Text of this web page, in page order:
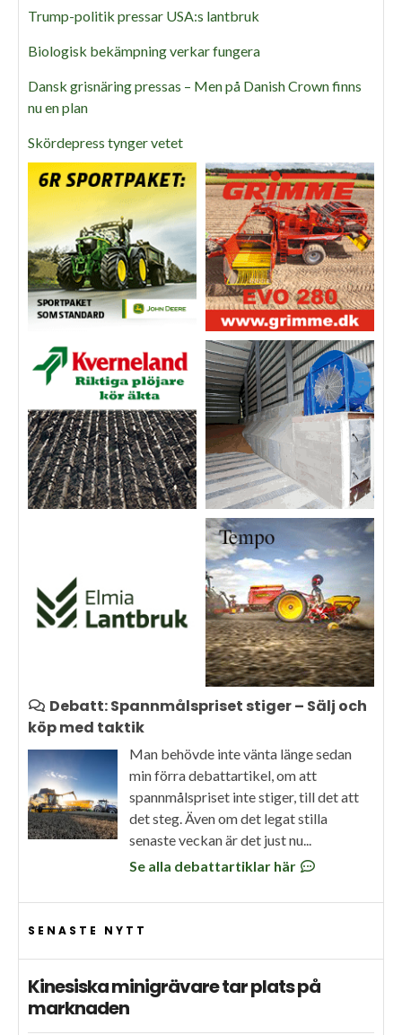
Trump-politik pressar USA:s lantbruk
Biologisk bekämpning verkar fungera
Dansk grisnäring pressas – Men på Danish Crown finns
nu en plan
Skördepress tynger vetet
Debatt: Spannmålspriset stiger – Sälj och
köp med taktik
Man behövde inte vänta länge sedan
min förra debattartikel, om att
spannmålspriset inte stiger, till det att
det steg. Även om det legat stilla
senaste veckan är det just nu...
Se alla debattartiklar här
SENASTE NYTT
Kinesiska minigrävare tar plats på
marknaden